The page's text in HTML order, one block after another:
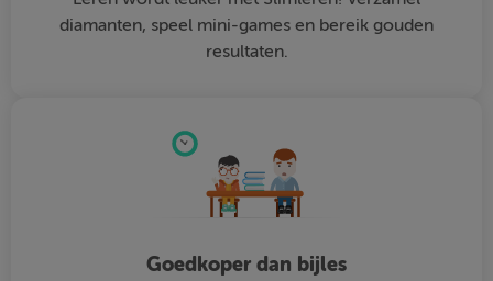
diamanten, speel mini-games en bereik gouden
resultaten.
Goedkoper dan bijles